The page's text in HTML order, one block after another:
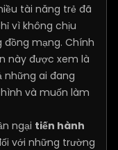
tài năng trẻ đã
vì không chịu
mạng. Chính
này được xem là
những ai đang
và muốn làm
ngại tiến hành
với những trường